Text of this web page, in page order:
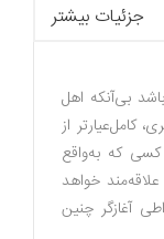
جزئیات بیشتر
بی‌آنکه اهل
کامل‌عیارتر از
که به‌واقع
خواهد
آغازگر چنین